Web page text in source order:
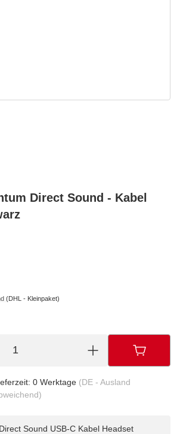
Direct Sound - Kabel
(DHL - Kleinpaket)
0 Werktage (DE - Ausland
Sound USB-C Kabel Headset